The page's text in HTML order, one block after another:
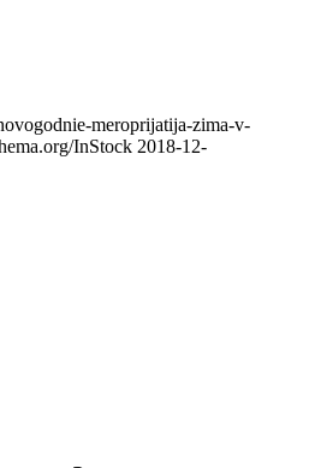
meroprijatija-zima-v-
InStock 2018-12-